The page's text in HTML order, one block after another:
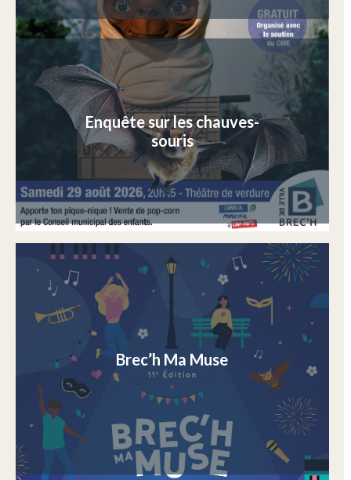
Enquête sur les chauves-
souris
Brec’h Ma Muse